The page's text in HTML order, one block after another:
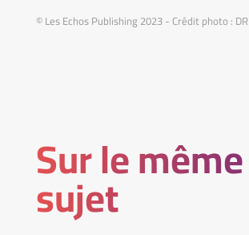
© Les Echos Publishing 2023 - Crédit photo : DR
Sur le même
sujet